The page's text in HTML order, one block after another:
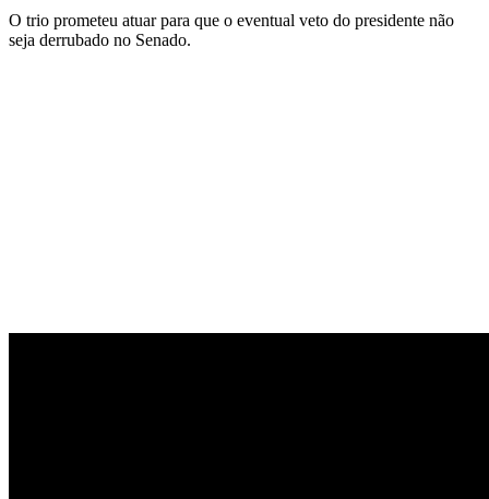
O trio prometeu atuar para que o eventual veto do presidente não
seja derrubado no Senado.